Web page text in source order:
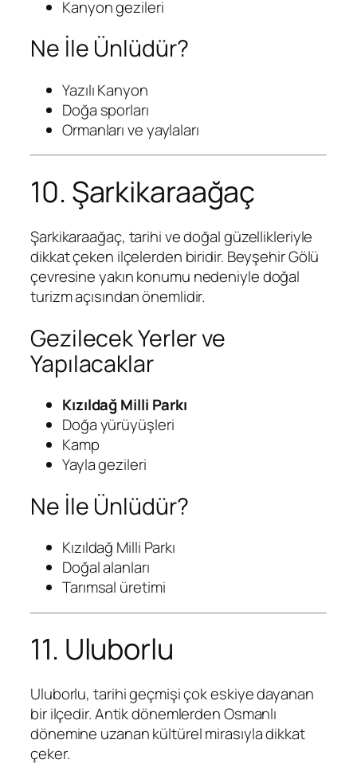
Kanyon gezileri
Ne İle Ünlüdür?
Yazılı Kanyon
Doğa sporları
Ormanları ve yaylaları
10. Şarkikaraağaç
Şarkikaraağaç, tarihi ve doğal güzellikleriyle
dikkat çeken ilçelerden biridir. Beyşehir Gölü
çevresine yakın konumu nedeniyle doğal
turizm açısından önemlidir.
Gezilecek Yerler ve
Yapılacaklar
Kızıldağ Milli Parkı
Doğa yürüyüşleri
Kamp
Yayla gezileri
Ne İle Ünlüdür?
Kızıldağ Milli Parkı
Doğal alanları
Tarımsal üretimi
11. Uluborlu
Uluborlu, tarihi geçmişi çok eskiye dayanan
bir ilçedir. Antik dönemlerden Osmanlı
dönemine uzanan kültürel mirasıyla dikkat
çeker.